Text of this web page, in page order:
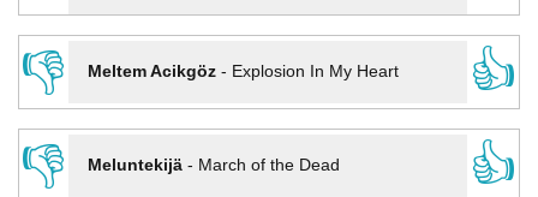
👎
Meltem Acikgöz- Explosion In My Heart
👍
👎
Meluntekijä- March of the Dead
👍